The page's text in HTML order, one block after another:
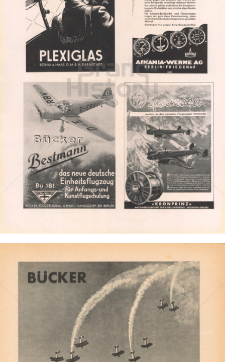
BÜCKER FLUGZEUGBAU
Bücker-Flugzeugbau GmbH, Rangsdorf bei Berlin
1942